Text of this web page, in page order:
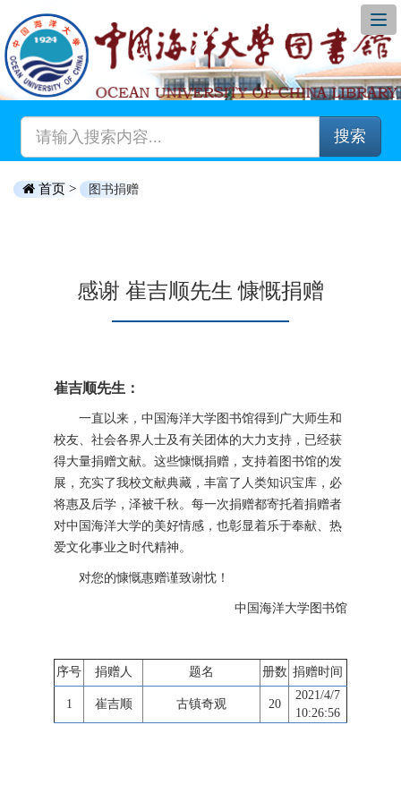
搜索
首页 > 图书捐赠
感谢 崔吉顺先生 慷慨捐赠
崔吉顺先生：
一直以来，中国海洋大学图书馆得到广大师生和
校友、社会各界人士及有关团体的大力支持，已经获
得大量捐赠文献。这些慷慨捐赠，支持着图书馆的发
展，充实了我校文献典藏，丰富了人类知识宝库，必
将惠及后学，泽被千秋。每一次捐赠都寄托着捐赠者
对中国海洋大学的美好情感，也彰显着乐于奉献、热
爱文化事业之时代精神。
对您的慷慨惠赠谨致谢忱！
中国海洋大学图书馆
序号 捐赠人 题名 册数 捐赠时间
1 崔吉顺 古镇奇观 20
2021/4/7
10:26:56